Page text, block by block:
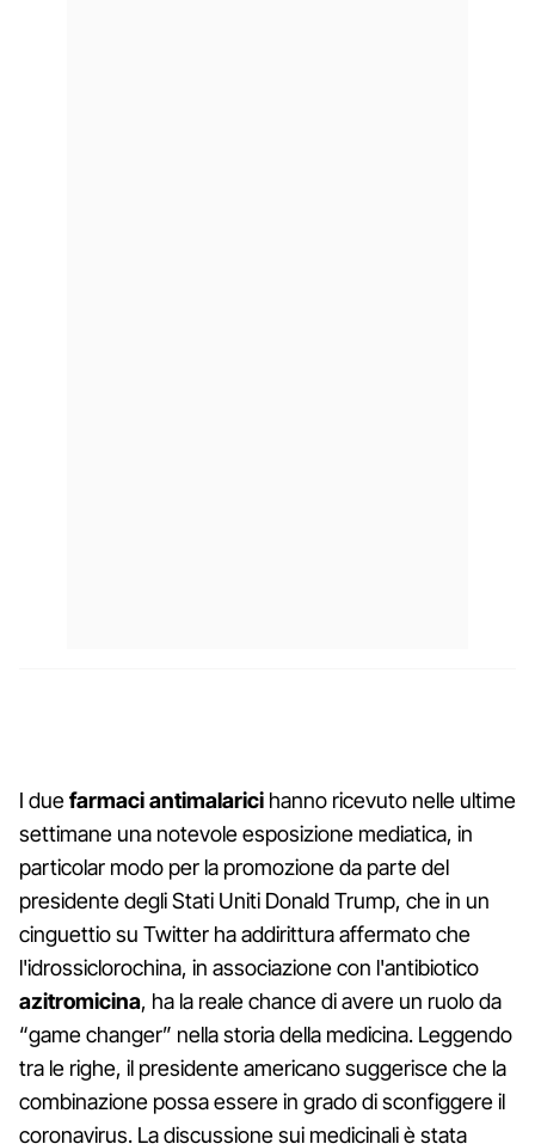
I duefarmaci antimalarici hanno ricevuto nelle ultime
settimane una notevole esposizione mediatica, in
particolar modo per la promozione da parte del
presidente degli Stati Uniti Donald Trump, che in un
cinguettio su Twitter ha addirittura affermato che
l'idrossiclorochina, in associazione con l'antibiotico
azitromicina, ha la reale chance di avere un ruolo da
“game changer” nella storia della medicina. Leggendo
tra le righe, il presidente americano suggerisce che la
combinazione possa essere in grado di sconfiggere il
coronavirus. La discussione sui medicinali è stata